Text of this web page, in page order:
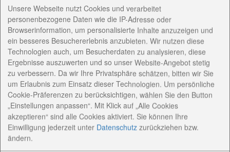
Hilfearrangements zu individuellen Problemlagen zu
gestalten und diese möglichst kurzfristig zu überwinden.
AnsprechpartnerInnen
Konzeptionelle Arbeit
Angebote / Kosten
Einrichtungsanschrift /
Unsere Webseite nutzt Cookies und verarbeitet
personenbezogene Daten wie die IP-Adresse oder
Browserinformation, um personalisierte Inhalte anzuzeigen und
ein besseres Besuchererlebnis anzubieten. Wir nutzen diese
Technologien auch, um Besucherdaten zu analysieren, diese
Ergebnisse auszuwerten und so unser Website-Angebot stetig
zu verbessern. Da wir Ihre Privatsphäre schätzen, bitten wir Sie
um Erlaubnis zum Einsatz dieser Technologien. Um persönliche
Cookie-Präferenzen zu berücksichtigen, wählen Sie den Button
„Einstellungen anpassen“. Mit Klick auf „Alle Cookies
akzeptieren“ sind alle Cookies aktiviert. Sie können Ihre
Einwilligung jederzeit unter Datenschutz zurückziehen bzw.
ändern.